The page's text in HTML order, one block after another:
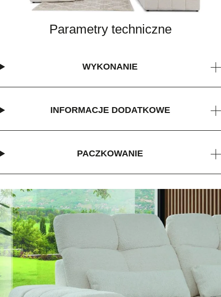
Parametry techniczne
WYKONANIE
INFORMACJE DODATKOWE
PACZKOWANIE